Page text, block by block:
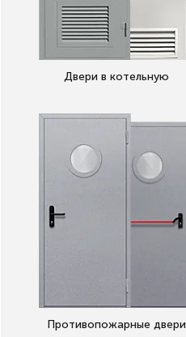
Двери в котельную
Противопожарные двери